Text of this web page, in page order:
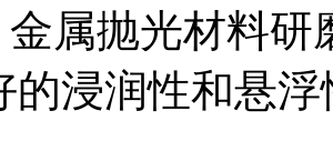
属抛光材料研
的浸润性和悬